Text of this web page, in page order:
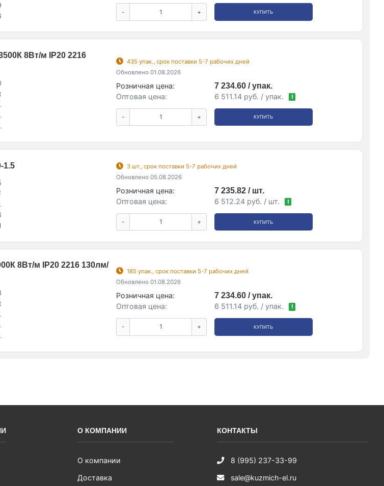
- + КУПИТЬ
8Вт/м IP20 2216
435 упак., срок поставки 5-7 рабочих дней
Обновлено 01.08.2026
Розничная цена:
7 234.60 / упак.
Оптовая цена:
6 511.14 руб. / упак. !
- + КУПИТЬ
1.5
3 шт., срок поставки 5-7 рабочих дней
Обновлено 05.08.2026
Розничная цена:
7 235.82 / шт.
Оптовая цена:
6 512.24 руб. / шт. !
- + КУПИТЬ
8Вт/м IP20 2216 130лм/
185 упак., срок поставки 5-7 рабочих дней
Обновлено 01.08.2026
Розничная цена:
7 234.60 / упак.
Оптовая цена:
6 511.14 руб. / упак. !
- + КУПИТЬ
О КОМПАНИИ
О компании
Доставка
КОНТАКТЫ
8 (995) 237-33-99
sale@kuzmich-el.ru